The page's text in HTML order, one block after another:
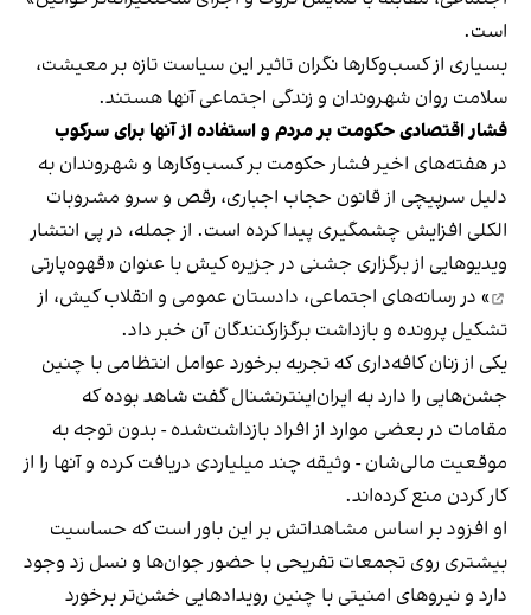
است.
بسیاری از کسب‌وکارها نگران تاثیر این سیاست‌ تازه بر معیشت،
سلامت روان شهروندان و زندگی اجتماعی آنها هستند.
فشار اقتصادی حکومت بر مردم و استفاده از آنها برای سرکوب
در هفته‌های اخیر فشار حکومت بر کسب‌وکارها و شهروندان به
دلیل سرپیچی از قانون حجاب اجباری، رقص و سرو مشروبات
الکلی افزایش چشمگیری پیدا کرده است. از جمله، در پی انتشار
ویدیوهایی از برگزاری جشنی در جزیره کیش با عنوان «قهوه‌پارتی
» در رسانه‌های اجتماعی، دادستان عمومی و انقلاب کیش، از
تشکیل پرونده و بازداشت برگزارکنندگان آن خبر داد.
یکی از زنان کافه‌داری که تجربه برخورد عوامل انتظامی با چنین
جشن‌هایی را دارد به ایران‌اینترنشنال گفت شاهد بوده که
مقامات در بعضی موارد از افراد بازداشت‌‌شده - بدون توجه به
موقعیت مالی‌شان - وثیقه چند میلیاردی دریافت کرده و آنها را از
کار کردن منع کرده‌اند.
او افزود بر اساس مشاهداتش بر این باور است که حساسیت
بیشتری روی تجمعات تفریحی با حضور جوان‌ها و نسل زد وجود
دارد و نیروهای امنیتی با چنین رویدادهایی خشن‌تر برخورد